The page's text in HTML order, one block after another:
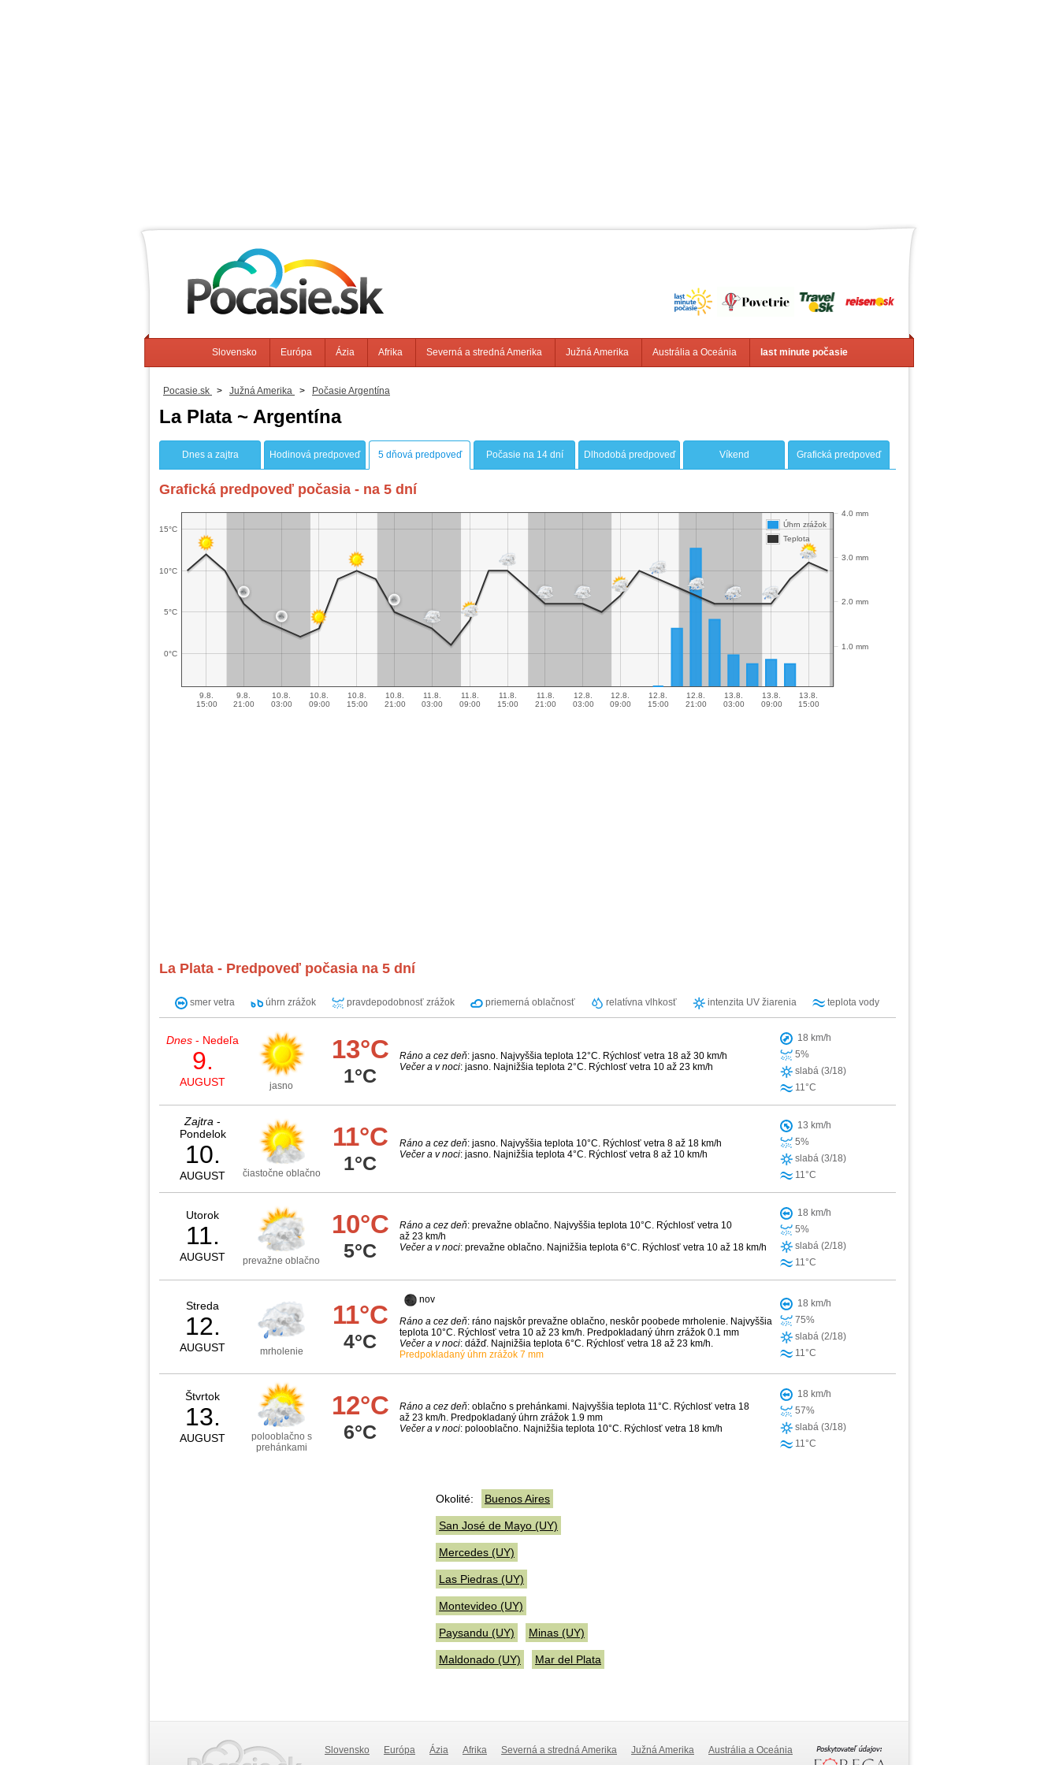
Slovensko Európa Ázia Afrika Severná a stredná Amerika Južná Amerika Austrália a Oceánia last minute počasie
Pocasie.sk > Južná Amerika > Počasie Argentína
La Plata ~ Argentína
Dnes a zajtra Hodinová predpoveď 5 dňová predpoveď Počasie na 14 dní Dlhodobá predpoveď Víkend Grafická predpoveď
Grafická predpoveď počasia - na 5 dní
9.8.
15:00
9.8.
21:00
10.8.
03:00
10.8.
09:00
10.8.
15:00
10.8.
21:00
11.8.
03:00
11.8.
09:00
11.8.
15:00
11.8.
21:00
12.8.
03:00
12.8.
09:00
12.8.
15:00
12.8.
21:00
13.8.
03:00
13.8.
09:00
13.8.
15:00
0°C
5°C
10°C
15°C
1.0 mm
2.0 mm
3.0 mm
4.0 mm
Úhrn zrážok
Teplota
La Plata - Predpoveď počasia na 5 dní
smer vetra úhrn zrážok pravdepodobnosť zrážok priemerná oblačnosť relatívna vlhkosť intenzita UV žiarenia teplota vody
Dnes - Nedeľa
9.
AUGUST jasno
13°C
1°C
Ráno a cez deň: jasno. Najvyššia teplota 12°C. Rýchlosť vetra 18 až 30 km/h
Večer a v noci: jasno. Najnižšia teplota 2°C. Rýchlosť vetra 10 až 23 km/h
18 km/h
5%
slabá (3/18)
11°C
Zajtra -
Pondelok
10.
AUGUST čiastočne oblačno
11°C
1°C
Ráno a cez deň: jasno. Najvyššia teplota 10°C. Rýchlosť vetra 8 až 18 km/h
Večer a v noci: jasno. Najnižšia teplota 4°C. Rýchlosť vetra 8 až 10 km/h
13 km/h
5%
slabá (3/18)
11°C
Utorok
11.
AUGUST prevažne oblačno
10°C
5°C
Ráno a cez deň: prevažne oblačno. Najvyššia teplota 10°C. Rýchlosť vetra 10
až 23 km/h
Večer a v noci: prevažne oblačno. Najnižšia teplota 6°C. Rýchlosť vetra 10 až 18 km/h
18 km/h
5%
slabá (2/18)
11°C
Streda
12.
AUGUST mrholenie
11°C
4°C
nov
Ráno a cez deň: ráno najskôr prevažne oblačno, neskôr poobede mrholenie. Najvyššia
teplota 10°C. Rýchlosť vetra 10 až 23 km/h. Predpokladaný úhrn zrážok 0.1 mm
Večer a v noci: dážď. Najnižšia teplota 6°C. Rýchlosť vetra 18 až 23 km/h.
Predpokladaný úhrn zrážok 7 mm
18 km/h
75%
slabá (2/18)
11°C
Štvrtok
13.
AUGUST
polooblačno s
prehánkami
12°C
6°C
Ráno a cez deň: oblačno s prehánkami. Najvyššia teplota 11°C. Rýchlosť vetra 18
až 23 km/h. Predpokladaný úhrn zrážok 1.9 mm
Večer a v noci: polooblačno. Najnižšia teplota 10°C. Rýchlosť vetra 18 km/h
18 km/h
57%
slabá (3/18)
11°C
Okolité: Buenos Aires
San José de Mayo (UY)
Mercedes (UY)
Las Piedras (UY)
Montevideo (UY)
Paysandu (UY) Minas (UY)
Maldonado (UY) Mar del Plata
Slovensko Európa Ázia Afrika Severná a stredná Amerika Južná Amerika
Austrália a Oceánia